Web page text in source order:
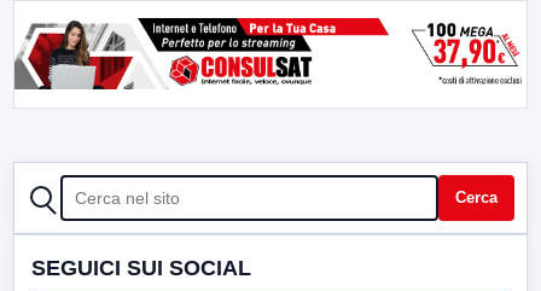
CERCA Cerca
SEGUICI SUI SOCIAL